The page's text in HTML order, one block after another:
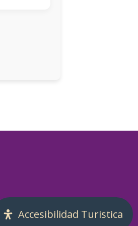
Accesibilidad Turistica